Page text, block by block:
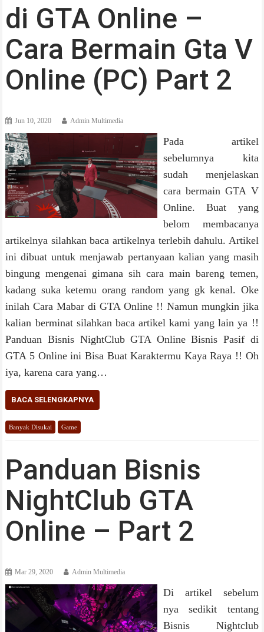
di GTA Online –
Cara Bermain Gta V
Online (PC) Part 2
Jun 10, 2020 Admin Multimedia
Pada artikel
sebelumnya kita
sudah menjelaskan
cara bermain GTA V
Online. Buat yang
belom membacanya
artikelnya silahkan baca artikelnya terlebih dahulu. Artikel
ini dibuat untuk menjawab pertanyaan kalian yang masih
bingung mengenai gimana sih cara main bareng temen,
kadang suka ketemu orang random yang gk kenal. Oke
inilah Cara Mabar di GTA Online !! Namun mungkin jika
kalian berminat silahkan baca artikel kami yang lain ya !!
Panduan Bisnis NightClub GTA Online Bisnis Pasif di
GTA 5 Online ini Bisa Buat Karaktermu Kaya Raya !! Oh
iya, karena cara yang…
BACA SELENGKAPNYA
Banyak Disukai Game
Panduan Bisnis
NightClub GTA
Online – Part 2
Mar 29, 2020 Admin Multimedia
Di artikel sebelum
nya sedikit tentang
Bisnis Nightclub